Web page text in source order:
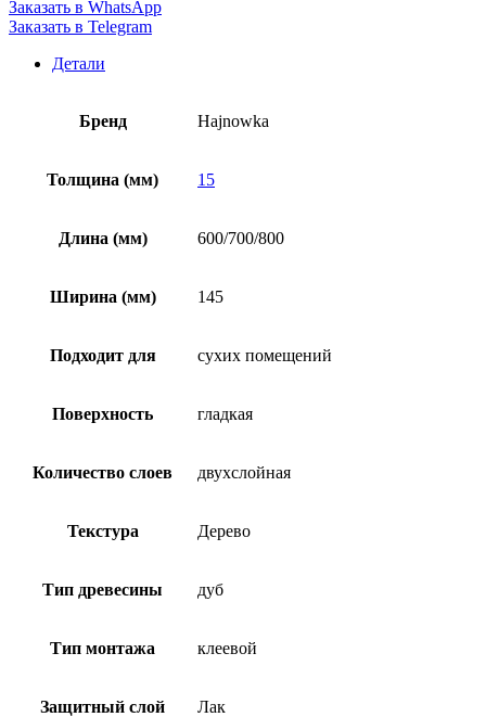
Заказать в WhatsApp
Заказать в Telegram
Детали
Бренд Hajnowka
Толщина (мм) 15
Длина (мм) 600/700/800
Ширина (мм) 145
Подходит для сухих помещений
Поверхность гладкая
Количество слоев двухслойная
Текстура Дерево
Тип древесины дуб
Тип монтажа клеевой
Защитный слой Лак